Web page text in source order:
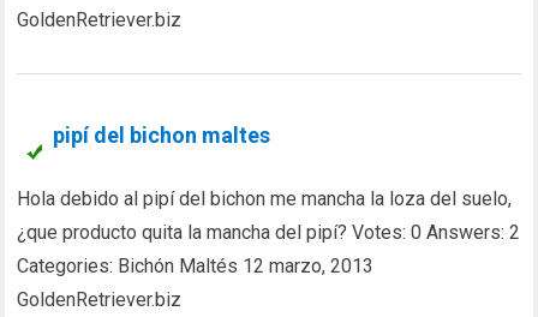
GoldenRetriever.biz
pipí del bichon maltes
Hola debido al pipí del bichon me mancha la loza del suelo,
¿que producto quita la mancha del pipí? Votes: 0 Answers: 2
Categories: Bichón Maltés 12 marzo, 2013
GoldenRetriever.biz